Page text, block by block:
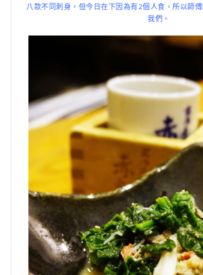
八款不同刺身，但今日在下因為有2個人食，所以師
我們。